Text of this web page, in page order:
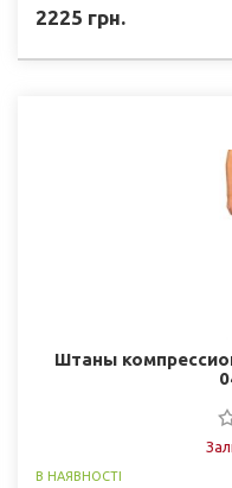
2225 грн.
Штаны
В НАЯВНОСТІ